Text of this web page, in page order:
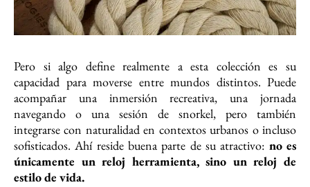
Pero si algo define realmente a esta colección es su
capacidad para moverse entre mundos distintos. Puede
acompañar una inmersión recreativa, una jornada
navegando o una sesión de snorkel, pero también
integrarse con naturalidad en contextos urbanos o incluso
sofisticados. Ahí reside buena parte de su atractivo: no es
únicamente un reloj herramienta, sino un reloj de
estilo de vida.